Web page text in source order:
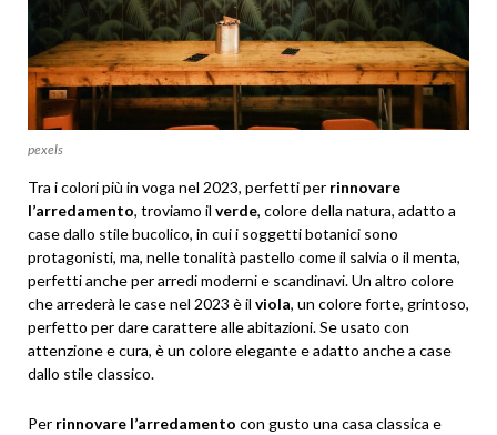
pexels
Tra i colori più in voga nel 2023, perfetti per rinnovare
l’arredamento, troviamo il verde, colore della natura, adatto a
case dallo stile bucolico, in cui i soggetti botanici sono
protagonisti, ma, nelle tonalità pastello come il salvia o il menta,
perfetti anche per arredi moderni e scandinavi. Un altro colore
che arrederà le case nel 2023 è il viola, un colore forte, grintoso,
perfetto per dare carattere alle abitazioni. Se usato con
attenzione e cura, è un colore elegante e adatto anche a case
dallo stile classico.
Per rinnovare l’arredamento con gusto una casa classica e